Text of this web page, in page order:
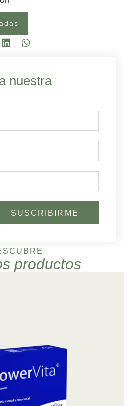
nuestra
SUSCRIBIRME
productos